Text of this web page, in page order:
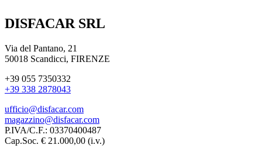
DISFACAR SRL
Via del Pantano, 21
50018 Scandicci, FIRENZE
+39 055 7350332
+39 338 2878043
ufficio@disfacar.com
magazzino@disfacar.com
P.IVA/C.F.: 03370400487
Cap.Soc. € 21.000,00 (i.v.)